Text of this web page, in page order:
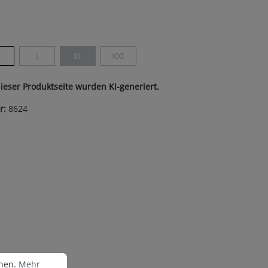
zurzeit nicht verfügbar.)
L
(Diese Option ist zurzeit nicht verfügbar.)
XL
(Diese Option ist zurzeit nicht verfügbar.)
XXL(Diese Option ist zurzeit nicht verfügbar.)
Produktseite wurden KI-generiert.
8624
Mehr Informationen ...
Mehr